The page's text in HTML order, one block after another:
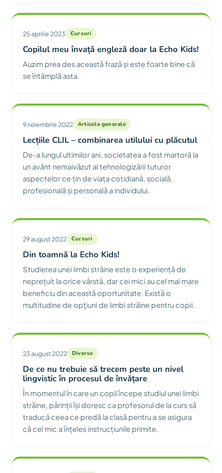
25 aprilie 2023 Cursuri
Copilul meu învață engleză doar la Echo Kids!
Auzim prea des această frază și este foarte bine că
se întâmplă asta.
9 noiembrie 2022 Articole generale
Lecțiile CLIL – combinarea utilului cu plăcutul
De-a lungul ultimilor ani, societatea a fost martoră la
un avânt nemaivăzut al tehnologizării tuturor
aspectelor ce țin de viața cotidiană, socială,
profesională și personală a individului.
29 august 2022 Cursuri
Din toamnă la Echo Kids!
Studierea unei limbi străine este o experiență de
neprețuit la orice vârstă, dar cei mici au cel mai mare
beneficiu din această oportunitate. Există o
multitudine de opțiuni de limbi străine pentru copii.
23 august 2022 Diverse
De ce nu trebuie să trecem peste un nivel
lingvistic în procesul de învățare
În momentul în care un copil începe studiul unei limbi
străine, părinții își doresc ca profesorul de la curs să
traducă ceea ce predă la clasă pentru a se asigura
că cel mic a înțeles instrucțiunile primite.